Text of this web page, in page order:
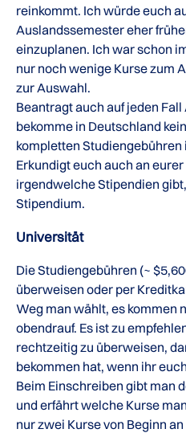
reinkommt. Ich würde euch
Auslandssemester eher
einzuplanen. Ich war schon
nur noch wenige Kurse zum
zur Auswahl.
Beantragt auch auf jeden
bekomme in Deutschland
kompletten Studiengebühren
Erkundigt euch auch an
irgendwelche Stipendien
Stipendium.
Universität
Die Studiengebühren (~
überweisen oder per
Weg man wählt, es kommen
obendrauf. Es ist zu
rechtzeitig zu überweisen,
bekommen hat, wenn ihr
Beim Einschreiben gibt man
und erfährt welche Kurse
nur zwei Kurse von Beginn